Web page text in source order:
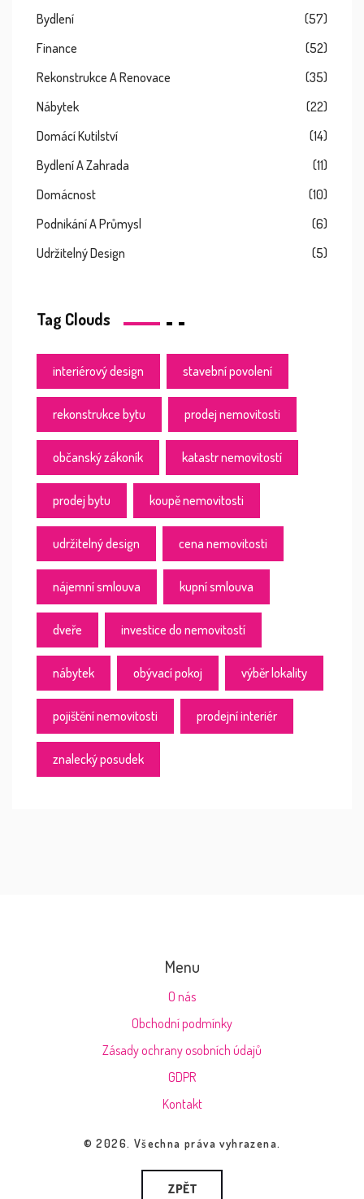
Bydlení
(57)
Finance
(52)
Rekonstrukce A Renovace
(35)
Nábytek
(22)
Domácí Kutilství
(14)
Bydlení A Zahrada
(11)
Domácnost
(10)
Podnikání A Průmysl
(6)
Udržitelný Design
(5)
Tag Clouds
interiérový design stavební povolení
rekonstrukce bytu prodej nemovitosti
občanský zákoník katastr nemovitostí
prodej bytu koupě nemovitosti
udržitelný design cena nemovitosti
nájemní smlouva kupní smlouva
dveře investice do nemovitostí
nábytek obývací pokoj výběr lokality
pojištění nemovitosti prodejní interiér
znalecký posudek
Menu
O nás
Obchodní podmínky
Zásady ochrany osobních údajů
GDPR
Kontakt
© 2026. Všechna práva vyhrazena.
ZPĚT